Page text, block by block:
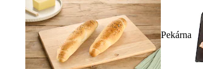
Pekárna